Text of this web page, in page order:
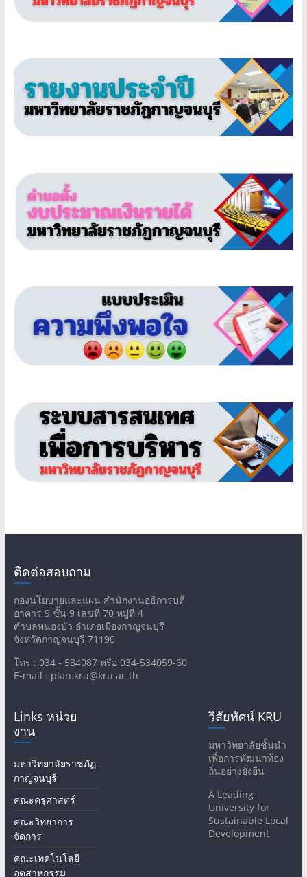
ติดต่อสอบถาม
กองนโยบายและแผน สำนักงานอธิการบดี
อาคาร 9 ชั้น 9 เลขที่ 70 หมู่ที่ 4
ตำบลหนองบัว อำเภอเมืองกาญจนบุรี
จังหวัดกาญจนบุรี 71190
โทร : 034 - 534087 หรือ 034-534059-60
E-mail : plan.kru@kru.ac.th
Links หน่วย
งาน
มหาวิทยาลัยราชภัฏ
กาญจนบุรี
คณะครุศาสตร์
คณะวิทยาการ
จัดการ
คณะเทคโนโลยี
อุตสาหกรรม
วิสัยทัศน์ KRU
มหาวิทยาลัยชั้นนำ
เพื่อการพัฒนาท้อง
ถิ่นอย่างยั่งยืน
A Leading
University for
Sustainable Local
Development